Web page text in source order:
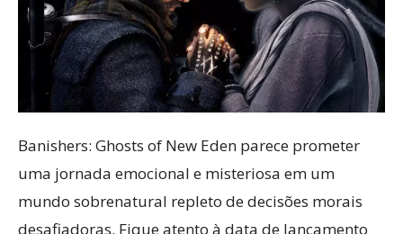
Banishers: Ghosts of New Eden parece prometer
uma jornada emocional e misteriosa em um
mundo sobrenatural repleto de decisões morais
desafiadoras. Fique atento à data de lançamento